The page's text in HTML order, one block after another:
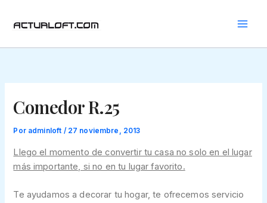
Comedor R.25
Por adminloft / 27 noviembre, 2013
Llego el momento de convertir tu casa no solo en el lugar
más importante, si no en tu lugar favorito.
Te ayudamos a decorar tu hogar, te ofrecemos servicio